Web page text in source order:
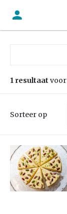
1 resultaat voor
Sorteer op